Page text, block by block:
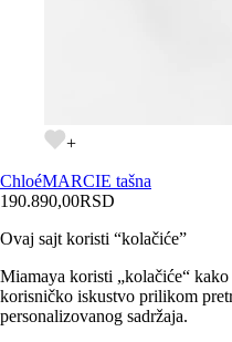
+
ChloéMARCIE tašna
190.890,00RSD
Ovaj sajt koristi “kolačiće”
Miamaya koristi „kolačiće“
korisničko iskustvo prilikom
personalizovanog sadržaja.